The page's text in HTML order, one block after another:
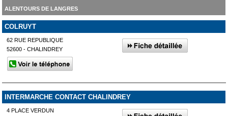
ALENTOURS DE LANGRES
COLRUYT
62 RUE REPUBLIQUE
52600 - CHALINDREY
INTERMARCHE CONTACT CHALINDREY
4 PLACE VERDUN